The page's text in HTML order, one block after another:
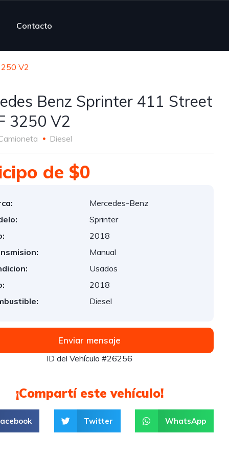
Contacto
V2
Benz Sprinter 411 Street
3250 V2
Diesel
de $0
Mercedes-Benz
Sprinter
2018
Manual
Usados
2018
Diesel
Enviar mensaje
ID del Vehículo #26256
¡Compartí este vehículo!
Twitter WhatsApp